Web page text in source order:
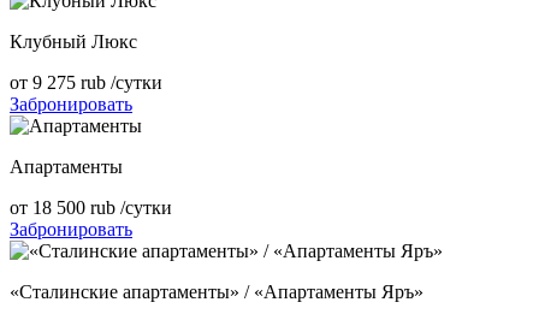
Клубный Люкс
от 9 275 rub /сутки
Забронировать
Апартаменты
от 18 500 rub /сутки
Забронировать
«Сталинские апартаменты» / «Апартаменты Яръ»